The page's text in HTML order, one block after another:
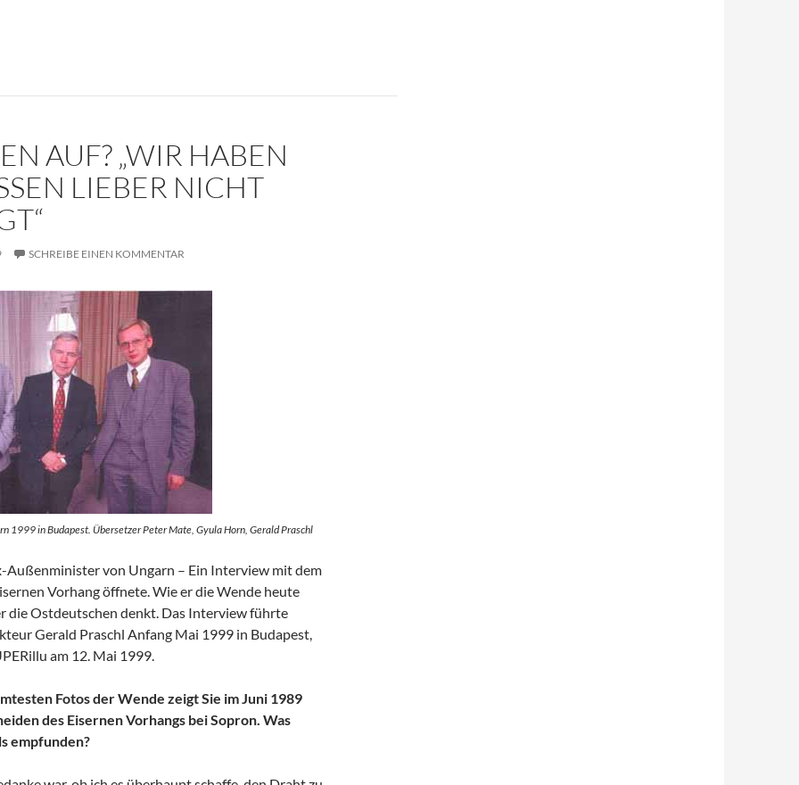
Die Trauerrede für Erich Mielke (1907-2000)
AUF? „WIR HABEN
LIEBER NICHT
SCHREIBE EINEN KOMMENTAR
1999 in Budapest. Übersetzer Peter Mate, Gyula Horn, Gerald Praschl
Außenminister von Ungarn – Ein Interview mit dem
Vorhang öffnete. Wie er die Wende heute
die Ostdeutschen denkt. Das Interview führte
Gerald Praschl Anfang Mai 1999 in Budapest,
am 12. Mai 1999.
Fotos der Wende zeigt Sie im Juni 1989
des Eisernen Vorhangs bei Sopron. Was
empfunden?